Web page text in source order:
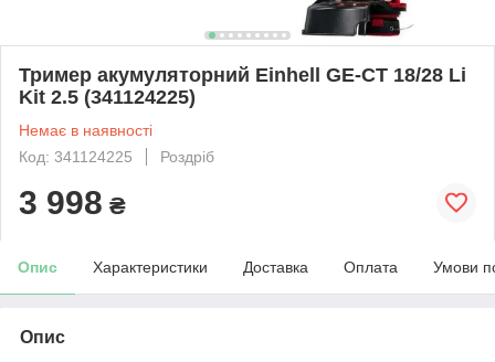
Тример акумуляторний Einhell GE-CT 18/28 Li
Kit 2.5 (341124225)
Немає в наявності
Код: 341124225
Роздріб
3 998 ₴
Опис Характеристики Доставка Оплата Умови
Опис